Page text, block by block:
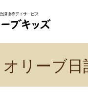
オリーブ日